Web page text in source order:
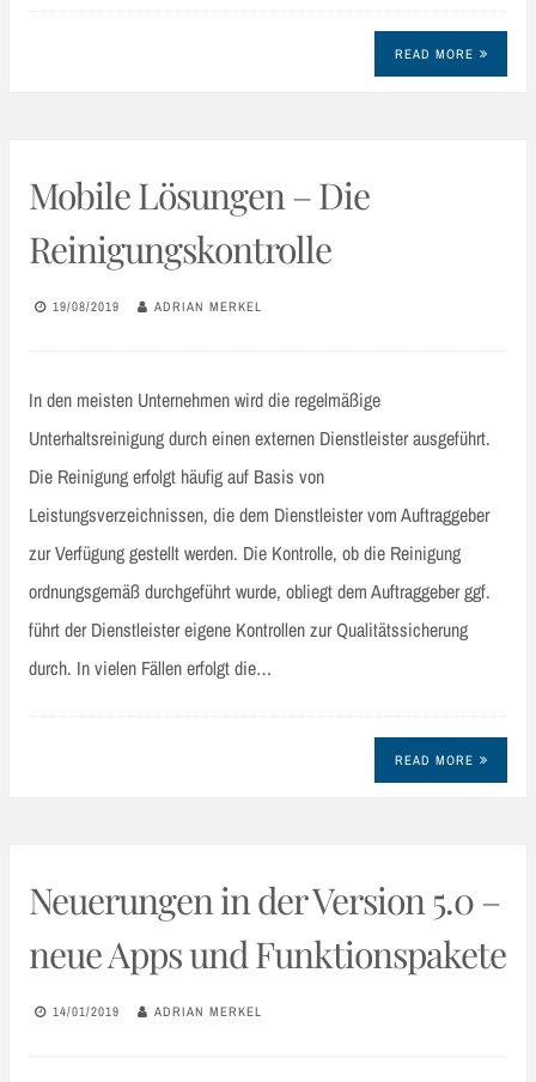
READ MORE
Mobile Lösungen – Die
Reinigungskontrolle
19/08/2019 ADRIAN MERKEL
In den meisten Unternehmen wird die regelmäßige
Unterhaltsreinigung durch einen externen Dienstleister ausgeführt.
Die Reinigung erfolgt häufig auf Basis von
Leistungsverzeichnissen, die dem Dienstleister vom Auftraggeber
zur Verfügung gestellt werden. Die Kontrolle, ob die Reinigung
ordnungsgemäß durchgeführt wurde, obliegt dem Auftraggeber ggf.
führt der Dienstleister eigene Kontrollen zur Qualitätssicherung
durch. In vielen Fällen erfolgt die…
READ MORE
Neuerungen in der Version 5.0 –
neue Apps und Funktionspakete
14/01/2019 ADRIAN MERKEL